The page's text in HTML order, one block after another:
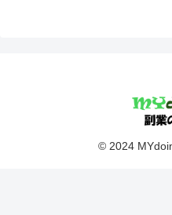
© 2024